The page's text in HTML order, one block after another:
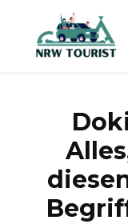
springen